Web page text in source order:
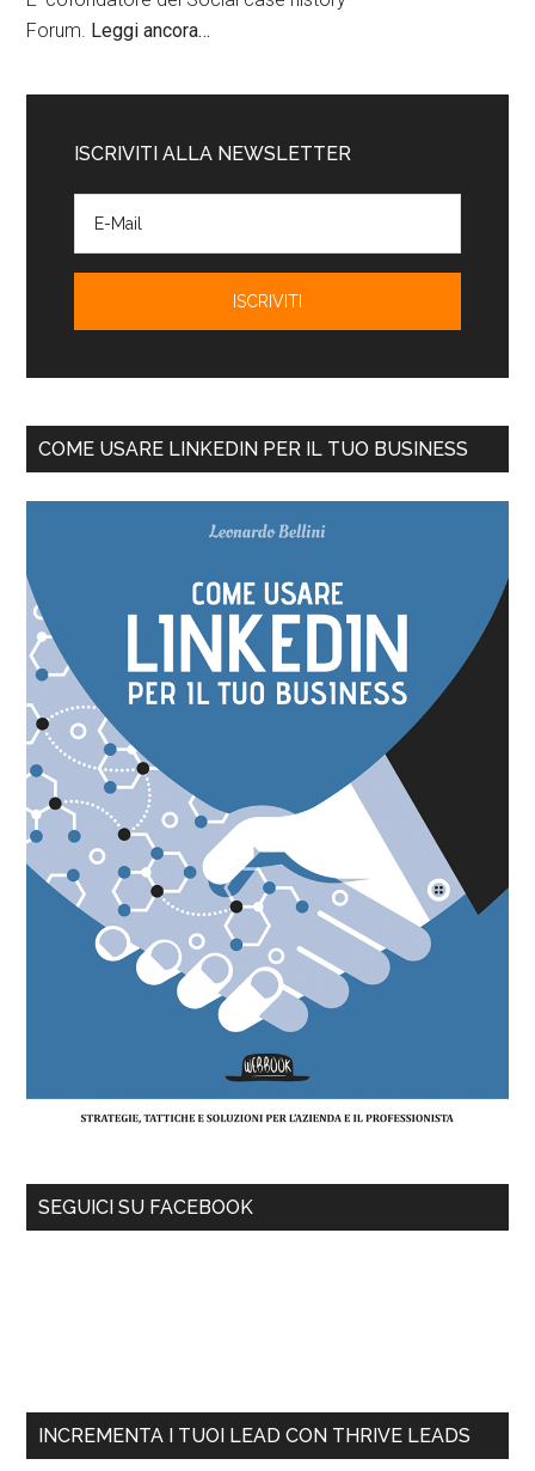
Forum. Leggi ancora…
ISCRIVITI ALLA NEWSLETTER
COME USARE LINKEDIN PER IL TUO BUSINESS
SEGUICI SU FACEBOOK
INCREMENTA I TUOI LEAD CON THRIVE LEADS